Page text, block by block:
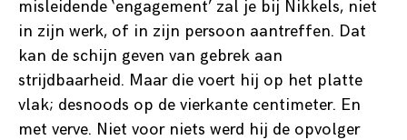
misleidende ‘engagement’ zal je bij Nikkels, niet
in zijn werk, of in zijn persoon aantreffen. Dat
kan de schijn geven van gebrek aan
strijdbaarheid. Maar die voert hij op het platte
vlak; desnoods op de vierkante centimeter. En
met verve. Niet voor niets werd hij de opvolger